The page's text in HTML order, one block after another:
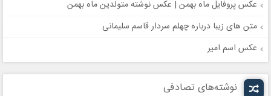
عکس پروفایل ماه بهمن | عکس نوشته متولدین ماه بهمن
متن های زیبا درباره چهلم سردار قاسم سلیمانی
عکس اسم امیر
نوشته‌های تصادفی